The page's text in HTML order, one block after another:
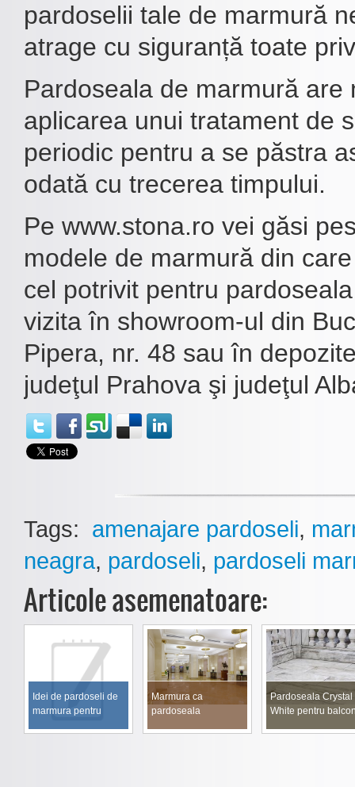
pardoselii tale de marmură
atrage cu siguranță toate
Pardoseala de marmură are
aplicarea unui tratament de
periodic pentru a se păstra
odată cu trecerea timpului.
Pe www.stona.ro vei găsi
modele de marmură din
cel potrivit pentru
vizita în showroom-ul din
Pipera, nr. 48 sau în
judeţul Prahova şi judeţul
Tags: amenajare pardoseli,
neagra, pardoseli, pardoseli
Articole asemenatoare:
Idei de pardoseli de
marmura pentru
Marmura ca
pardoseala
Pardoseala Crystal
White pentru